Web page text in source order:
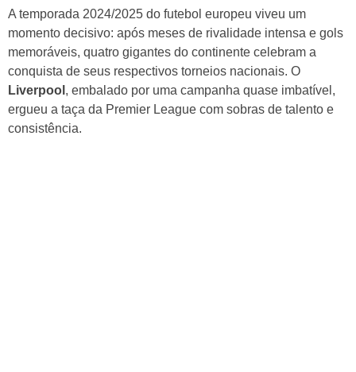
s
A
p
p
gr
a
m
e
b
o
o
m
s
e
A temporada 2024/2025 do futebol europeu viveu um
momento decisivo: após meses de rivalidade intensa e gols
memoráveis, quatro gigantes do continente celebram a
conquista de seus respectivos torneios nacionais. O
Liverpool , embalado por uma campanha quase imbatível,
ergueu a taça da Premier League com sobras de talento e
consistência.